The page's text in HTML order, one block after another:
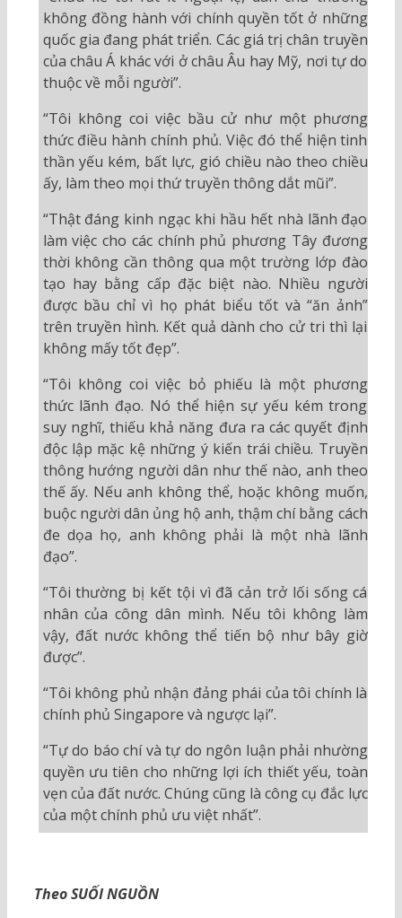
không đồng hành với chính quyền tốt ở những
quốc gia đang phát triển. Các giá trị chân truyền
của châu Á khác với ở châu Âu hay Mỹ, nơi tự do
thuộc về mỗi người”.
“Tôi không coi việc bầu cử như một phương
thức điều hành chính phủ. Việc đó thể hiện tinh
thần yếu kém, bất lực, gió chiều nào theo chiều
ấy, làm theo mọi thứ truyền thông dắt mũi”.
“Thật đáng kinh ngạc khi hầu hết nhà lãnh đạo
làm việc cho các chính phủ phương Tây đương
thời không cần thông qua một trường lớp đào
tạo hay bằng cấp đặc biệt nào. Nhiều người
được bầu chỉ vì họ phát biểu tốt và “ăn ảnh”
trên truyền hình. Kết quả dành cho cử tri thì lại
không mấy tốt đẹp”.
“Tôi không coi việc bỏ phiếu là một phương
thức lãnh đạo. Nó thể hiện sự yếu kém trong
suy nghĩ, thiếu khả năng đưa ra các quyết định
độc lập mặc kệ những ý kiến trái chiều. Truyền
thông hướng người dân như thế nào, anh theo
thế ấy. Nếu anh không thể, hoặc không muốn,
buộc người dân ủng hộ anh, thậm chí bằng cách
đe dọa họ, anh không phải là một nhà lãnh
đạo”.
“Tôi thường bị kết tội vì đã cản trở lối sống cá
nhân của công dân mình. Nếu tôi không làm
vậy, đất nước không thể tiến bộ như bây giờ
được”.
“Tôi không phủ nhận đảng phái của tôi chính là
chính phủ Singapore và ngược lại”.
“Tự do báo chí và tự do ngôn luận phải nhường
quyền ưu tiên cho những lợi ích thiết yếu, toàn
vẹn của đất nước. Chúng cũng là công cụ đắc lực
của một chính phủ ưu việt nhất”.
Theo SUỐI NGUỒN